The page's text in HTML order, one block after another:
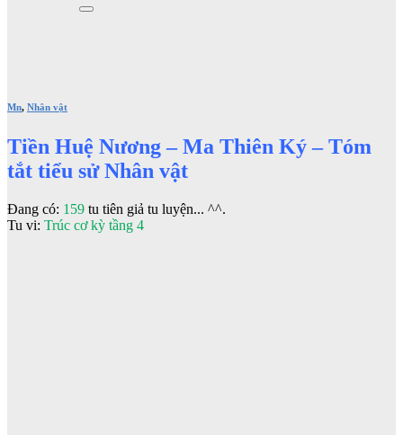
Mn, Nhân vật
Tiền Huệ Nương – Ma Thiên Ký – Tóm
tắt tiểu sử Nhân vật
Đang có: 159 tu tiên giả tu luyện... ^^.
Tu vi: Trúc cơ kỳ tầng 4